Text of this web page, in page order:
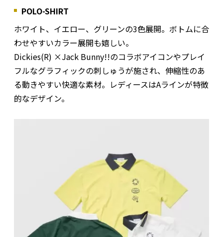
POLO-SHIRT
ホワイト、イエロー、グリーンの3色展開。ボトムに合
わせやすいカラー展開も嬉しい。
Dickies(R) ×Jack Bunny!!のコラボアイコンやプレイ
フルなグラフィックの刺しゅうが施され、伸縮性のあ
る動きやすい快適な素材。レディースはAラインが特徴
的なデザイン。